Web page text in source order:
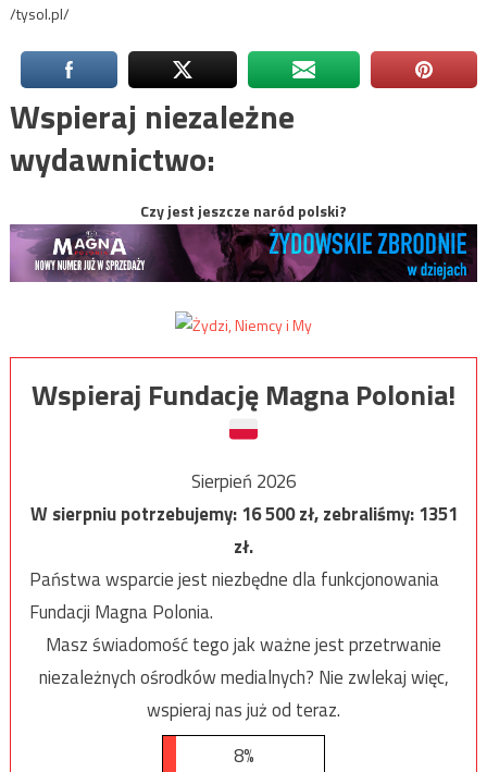
/tysol.pl/
Wspieraj niezależne
wydawnictwo:
Czy jest jeszcze naród polski?
Wspieraj Fundację Magna Polonia!
Sierpień 2026
W sierpniu potrzebujemy:16 500zł, zebraliśmy:1351
zł.
Państwa wsparcie jest niezbędne dla funkcjonowania
Fundacji Magna Polonia.
Masz świadomość tego jak ważne jest przetrwanie
niezależnych ośrodków medialnych? Nie zwlekaj więc,
wspieraj nas już od teraz.
8%